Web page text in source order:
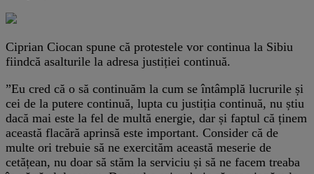
Ciprian Ciocan spune că protestele vor continua la Sibiu
fiindcă asalturile la adresa justiției continuă.
”Eu cred că o să continuăm la cum se întâmplă lucrurile și
cei de la putere continuă, lupta cu justiția continuă, nu știu
dacă mai este la fel de multă energie, dar și faptul că ținem
această flacără aprinsă este important. Consider că de
multe ori trebuie să ne exercităm această meserie de
cetățean, nu doar să stăm la serviciu și să ne facem treaba